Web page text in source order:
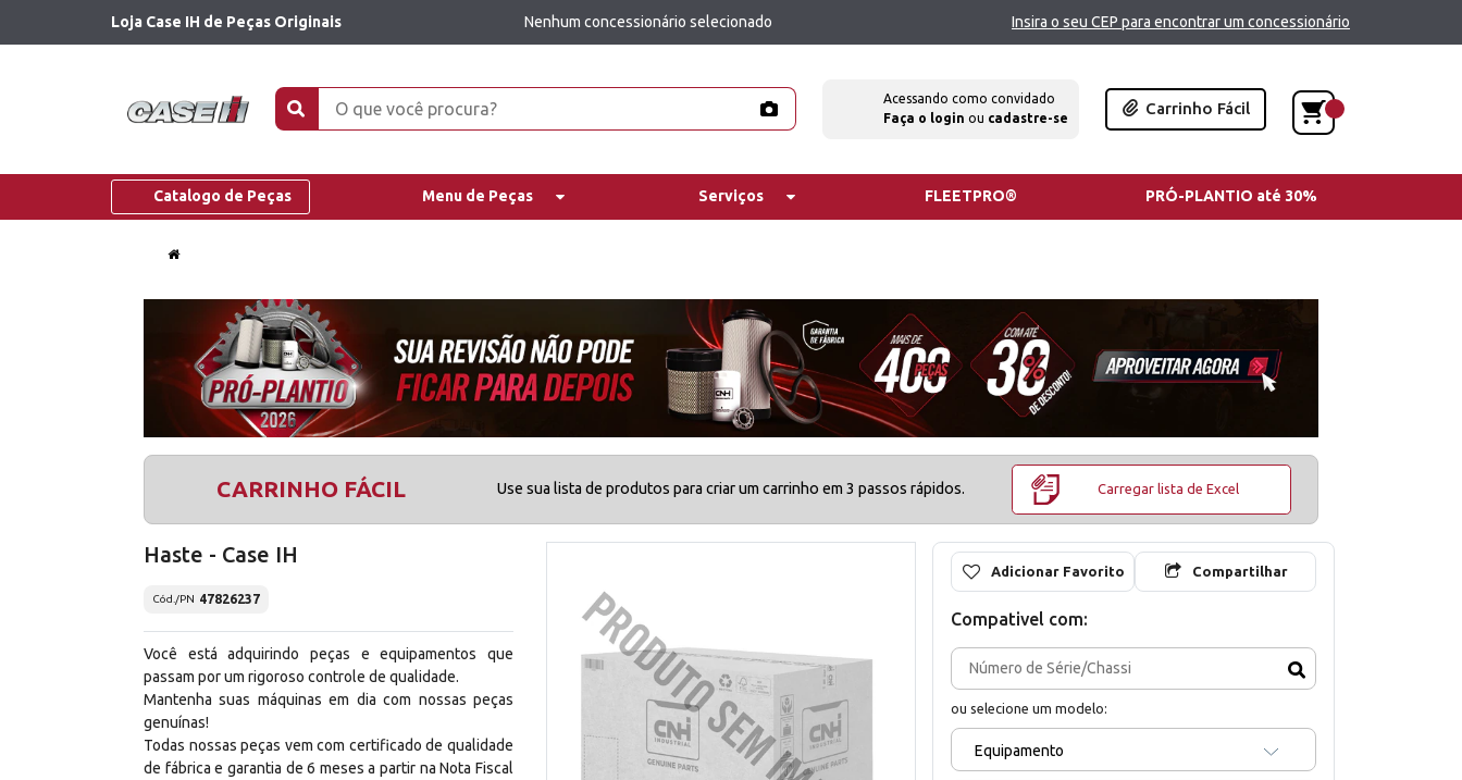
Loja Case IH de Peças Originais Nenhum concessionário selecionado Insira o seu CEP para encontrar um concessionário
Acessando como convidado
Faça o login ou cadastre-se
Carrinho Fácil
Catalogo de Peças Menu de Peças Serviços FLEETPRO® PRÓ-PLANTIO até 30%
CARRINHO FÁCIL Use sua lista de produtos para criar um carrinho em 3 passos rápidos. Carregar lista de Excel
Haste - Case IH
Cód./PN 47826237
Você está adquirindo peças e equipamentos que
passam por um rigoroso controle de qualidade.
Mantenha suas máquinas em dia com nossas peças
genuínas!
Todas nossas peças vem com certificado de qualidade
de fábrica e garantia de 6 meses a partir na Nota Fiscal
Adicionar Favorito Compartilhar
Compativel com:
ou selecione um modelo:
Equipamento